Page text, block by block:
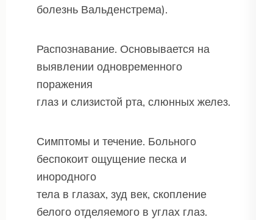
болезнь Вальденстрема).
Распознавание. Основывается на
выявлении одновременного
поражения
глаз и слизистой рта, слюнных желез.
Симптомы и течение. Больного
беспокоит ощущение песка и
инородного
тела в глазах, зуд век, скопление
белого отделяемого в углах глаз.